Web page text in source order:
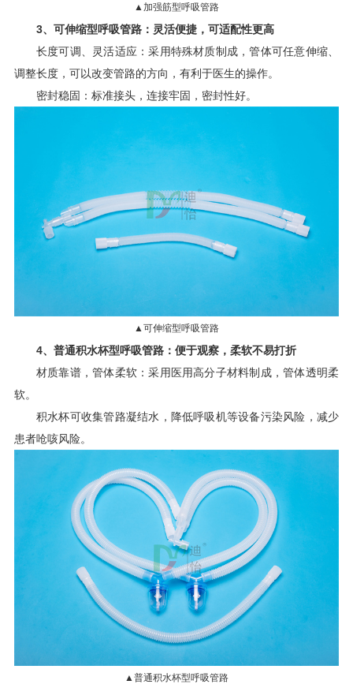
▲加强筋型呼吸管路
3、可伸缩型呼吸管路：灵活便捷，可适配性更高
长度可调、灵活适应：采用特殊材质制成，管体可任意伸缩、
调整长度，可以改变管路的方向，有利于医生的操作。
密封稳固：标准接头，连接牢固，密封性好。
▲可伸缩型呼吸管路
4、普通积水杯型呼吸管路：便于观察，柔软不易打折
材质靠谱，管体柔软：采用医用高分子材料制成，管体透明柔
软。
积水杯可收集管路凝结水，降低呼吸机等设备污染风险，减少
患者呛咳风险。
▲普通积水杯型呼吸管路